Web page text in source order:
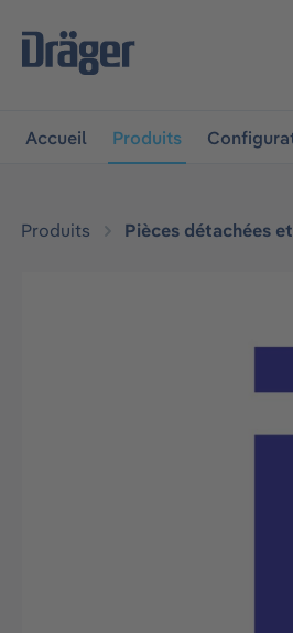
à la navigation principale
Accueil Produits
Produits Pièces détachées